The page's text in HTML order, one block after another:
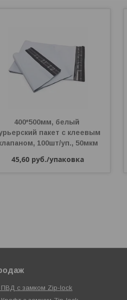
400*500мм, белый
пакет с клеевым
100шт/уп., 50мкм
45,60 руб./упаковка
ПВД с замком Zip-lock